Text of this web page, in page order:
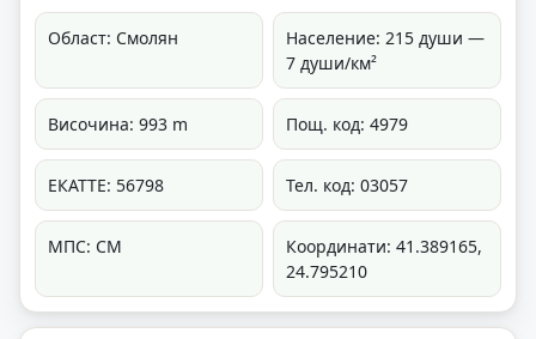
Област: Смолян
Население: 215 души —
7 души/км²
Височина: 993 m Пощ. код: 4979
ЕКАТТЕ: 56798 Тел. код: 03057
МПС: СМ
Координати: 41.389165,
24.795210